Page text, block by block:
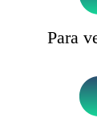
Para